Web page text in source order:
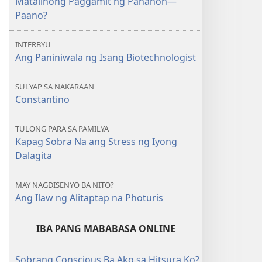
Paano?
INTERBYU
Ang Paniniwala ng Isang Biotechnologist
SULYAP SA NAKARAAN
Constantino
TULONG PARA SA PAMILYA
Kapag Sobra Na ang Stress ng Iyong
Dalagita
MAY NAGDISENYO BA NITO?
Ang Ilaw ng Alitaptap na Photuris
IBA PANG MABABASA ONLINE